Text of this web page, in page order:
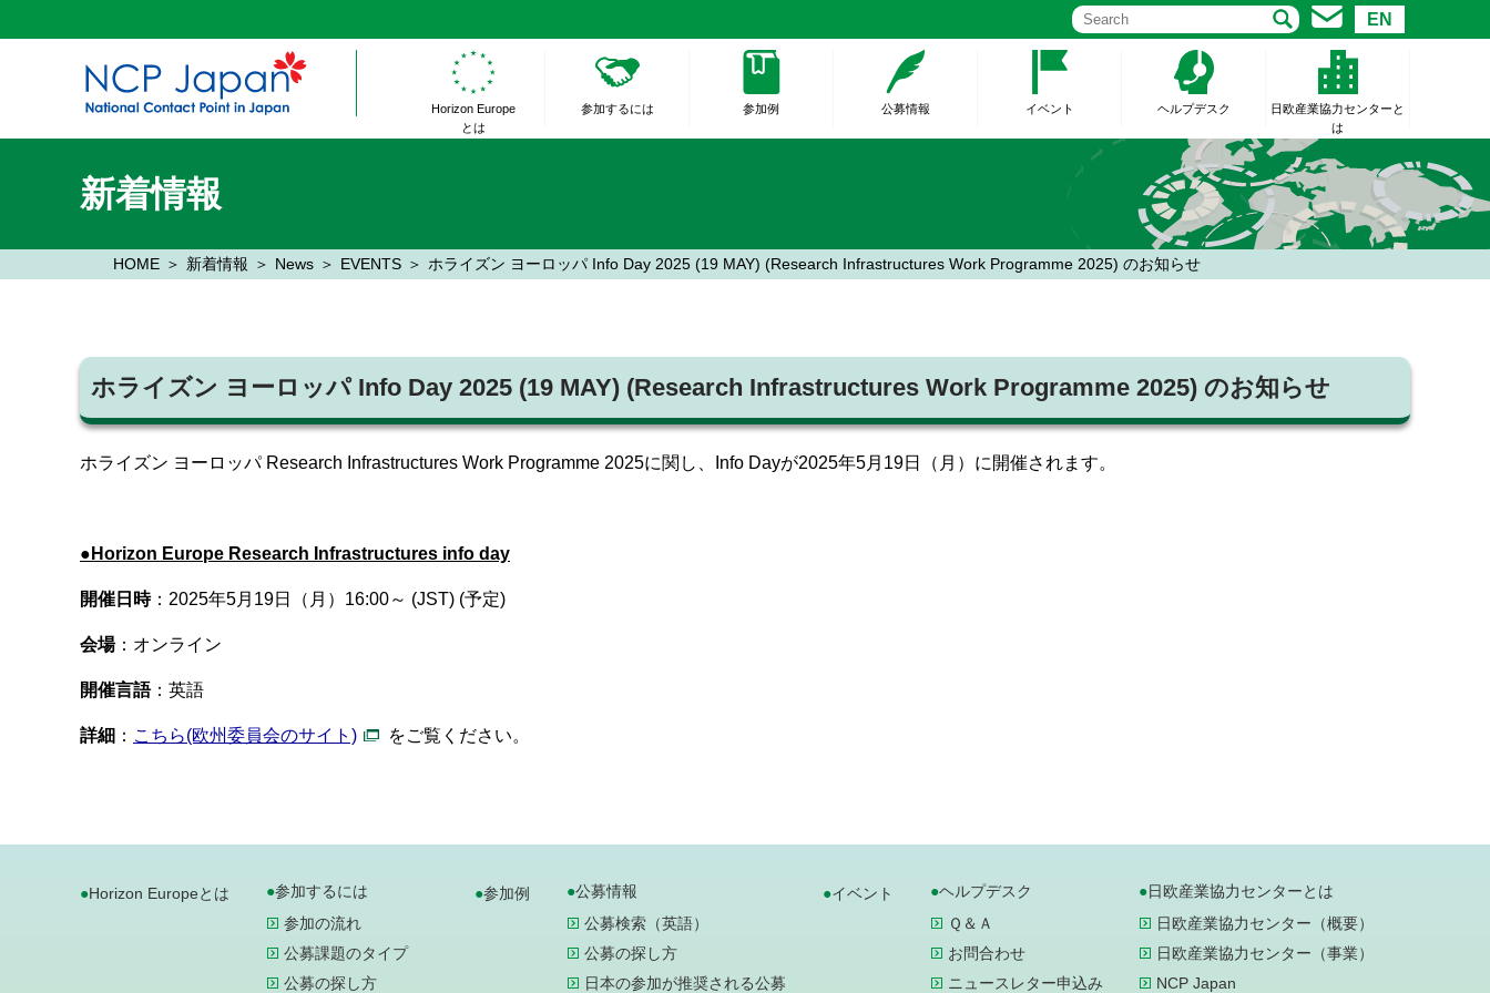
EN
Horizon Europe
とは
参加するには 参加例 公募情報 イベント ヘルプデスク
日欧産業協力センターと
は
新着情報
HOME 新着情報 News EVENTS ホライズン ヨーロッパ Info Day 2025 (19 MAY) (Research Infrastructures Work Programme 2025) のお知らせ
ホライズン ヨーロッパ Info Day 2025 (19 MAY) (Research Infrastructures Work Programme 2025) のお知らせ
ホライズン ヨーロッパ Research Infrastructures Work Programme 2025に関し、Info Dayが2025年5月19日（月）に開催されます。
● Horizon Europe Research Infrastructures info day
開催日時：2025年5月19日（月）16:00～ (JST) (予定)
会場：オンライン
開催言語：英語
詳細 ： こちら(欧州委員会のサイト) をご覧ください。
Horizon Europeとは
参加するには
参加の流れ
公募課題のタイプ
公募の探し方
参加例
公募情報
公募検索（英語）
公募の探し方
日本の参加が推奨される公募
イベント
ヘルプデスク
Ｑ＆Ａ
お問合わせ
ニュースレター申込み
日欧産業協力センターとは
日欧産業協力センター（概要）
日欧産業協力センター（事業）
NCP Japan